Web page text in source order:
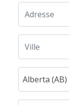
Alberta (AB)